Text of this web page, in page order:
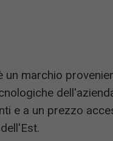
un marchio
e a un prezzo